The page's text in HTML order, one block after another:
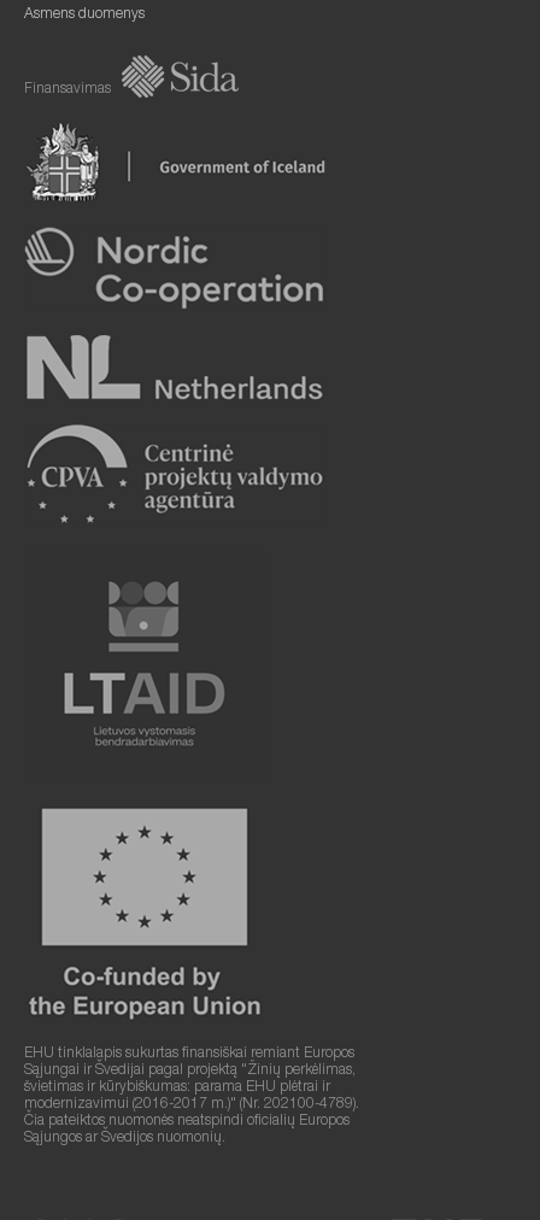
Asmens duomenys
Finansavimas
EHU tinklalapis sukurtas finansiškai remiant Europos
Sąjungai ir Švedijai pagal projektą "Žinių perkėlimas,
švietimas ir kūrybiškumas: parama EHU plėtrai ir
modernizavimui (2016-2017 m.)" (Nr. 202100-4789).
Čia pateiktos nuomonės neatspindi oficialių Europos
Sąjungos ar Švedijos nuomonių.